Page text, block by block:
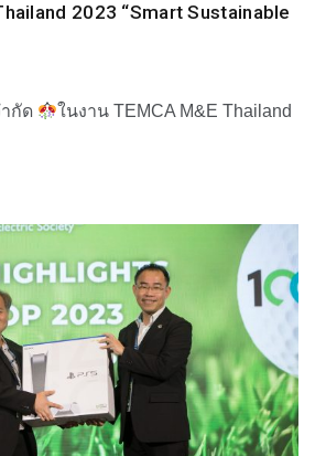
2023 “Smart Sustainable
กัด
ในงาน TEMCA M&E Thailand